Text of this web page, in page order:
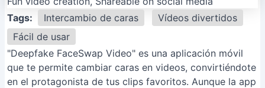
Tags: Intercambio de caras
Vídeos divertidos
Fácil de usar
"Deepfake FaceSwap Video" es una aplicación móvil
que te permite cambiar caras en videos, convirtiéndote
en el protagonista de tus clips favoritos. Aunque la app